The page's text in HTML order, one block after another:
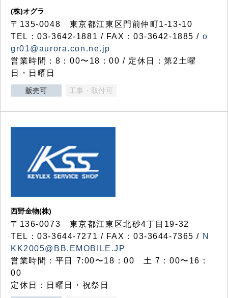
(株)オグラ
〒135-0048 東京都江東区門前仲町1-13-10
TEL：03-3642-1881 / FAX：03-3642-1885 / o
gr01@aurora.con.ne.jp
営業時間：8：00〜18：00 / 定休日：第2土曜
日・日曜日
販売可 工事・取付可
西野金物(株)
〒136-0073 東京都江東区北砂4丁目19-32
TEL：03‐3644‐7271 / FAX：03-3644-7365 / N
KK2005@BB.EMOBILE.JP
営業時間：平日 7:00〜18：00 土 7：00〜16：
00
定休日：日曜日・祝祭日